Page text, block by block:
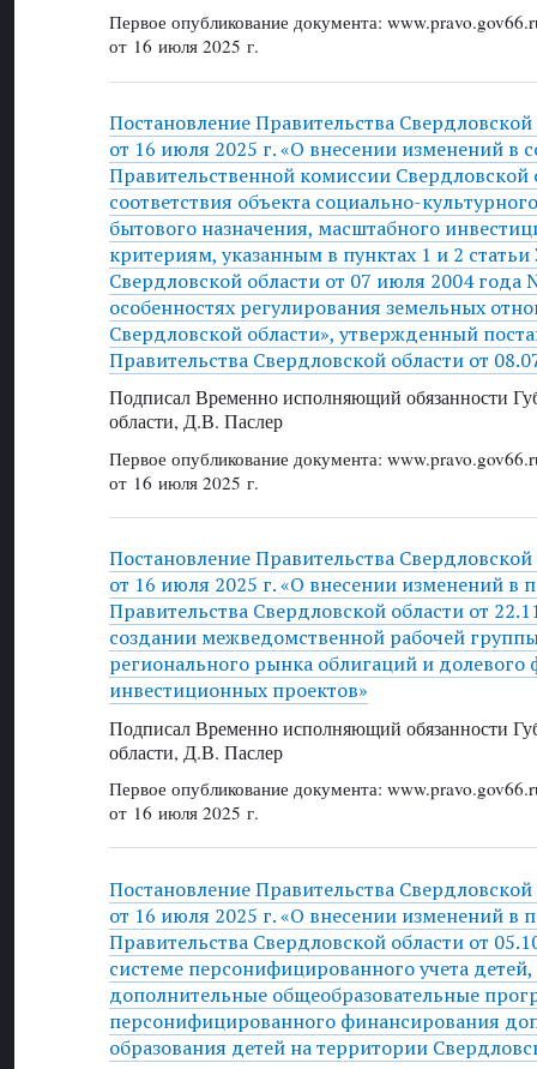
Первое опубликование документа:
от 16 июля 2025 г.
Постановление Правительства
от 16 июля 2025 г. «О внесении изменений в
Правительственной комиссии Свердловской
соответствия объекта социально-
бытового назначения, масштабного
критериям, указанным в пунктах 1 и 2 статьи
Свердловской области от 07 июля 2004
особенностях регулирования земельных
Свердловской области», утвержденный
Правительства Свердловской области от
Подписал Временно исполняющий обязанности
области, Д.В. Паслер
Первое опубликование документа:
от 16 июля 2025 г.
Постановление Правительства
от 16 июля 2025 г. «О внесении изменений в
Правительства Свердловской области от
создании межведомственной рабочей
регионального рынка облигаций и
инвестиционных проектов»
Подписал Временно исполняющий обязанности
области, Д.В. Паслер
Первое опубликование документа:
от 16 июля 2025 г.
Постановление Правительства
от 16 июля 2025 г. «О внесении изменений в
Правительства Свердловской области от
системе персонифицированного учета
дополнительные общеобразовательные
персонифицированного финансирования
образования детей на территории